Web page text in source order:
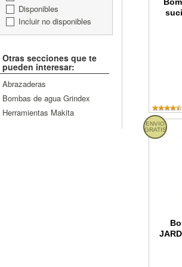
Disponibles
Incluir no disponibles
Otras secciones que te
pueden interesar:
Abrazaderas
Bombas de agua Grindex
Herramientas Makita
ENVIO
GRATIS
Bomba